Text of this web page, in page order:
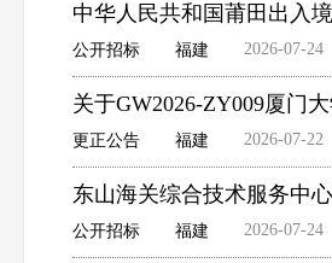
中华人民共和国莆田出入
公开招标 福建 2026-07-24
关于GW2026-ZY009厦门
更正公告 福建 2026-07-22
东山海关综合技术服务中
公开招标 福建 2026-07-24